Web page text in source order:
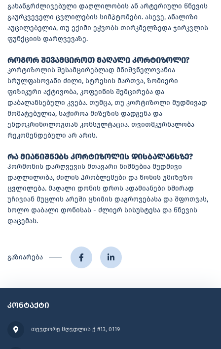
გახანგრძლივებული დაღლილობის ან არტერიული წნევის
გაურკვეველი ცვლილების სიმპტომები. ასევე, ანალიზი
აუცილებელია, თუ ექიმი ეჭვობს თირკმელზედა ჯირკვლის
ფუნქციის დარღვევაზე.
როგორ შევამციროთ მაღალი კორტიზოლი?
კორტიზოლის შესამცირებლად მნიშვნელოვანია
სრულფასოვანი ძილი, სტრესის მართვა, ზომიერი
ფიზიკური აქტივობა, კოფეინის შემცირება და
დაბალანსებული კვება. თუმცა, თუ კორტიზოლი მუდმივად
მომატებულია, საჭიროა მიზეზის დადგენა და
ენდოკრინოლოგთან კონსულტაცია. თვითმკურნალობა
რეკომენდებული არ არის.
რა მიანიშნებს კორტიზოლის დისბალანსზე?
ჰორმონის დარღვევის მთავარი ნიშნებია მუდმივი
დაღლილობა, ძილის პრობლემები და წონის უმიზეზო
ცვლილება. მაღალი დონის დროს ადამიანები ხშირად
უჩივიან მუცლის არეში ცხიმის დაგროვებასა და შფოთვას,
ხოლო დაბალი დონისას - ძლიერ სისუსტესა და წნევის
დაცემას.
გაზიარება
კონტაქტი
თევდორე მღვდლის ქ #13, 0119